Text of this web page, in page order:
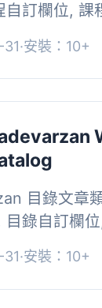
自訂欄位, 課
·安裝：10+
目錄文章
目錄自訂欄
·安裝：10+